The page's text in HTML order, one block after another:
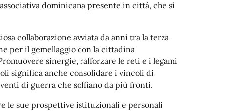
dominicana presente in città, che si
collaborazione avviata da anni tra la terza
per il gemellaggio con la cittadina
sinergie, rafforzare le reti e i legami
significa anche consolidare i vincoli di
di guerra che soffiano da più fronti.
le sue prospettive istituzionali e personali